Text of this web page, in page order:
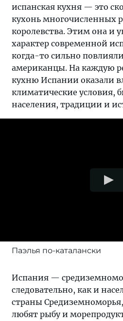
испанская кухня — это
кухонь многочисленных
королевства. Этим она и
характер современной
когда-то сильно
американцы. На каждую
кухню Испании оказали
климатические условия,
населения, традиции и
Паэлья по-каталански
Испания —
следовательно, как и
страны
любят рыбу и